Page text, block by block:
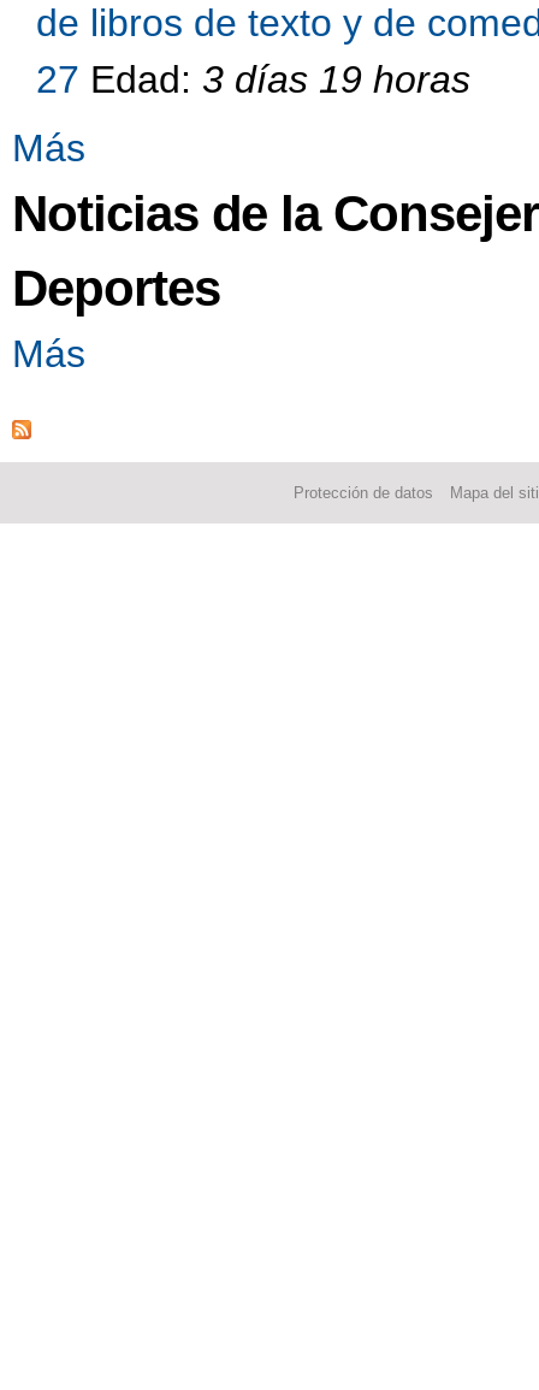
de libros de texto y de
27 Edad: 3 días 19 horas
Más
Noticias de la
Deportes
Más
Protección de datos Mapa del